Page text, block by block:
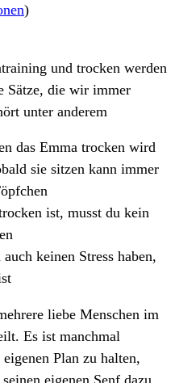
)
und trocken werden
Sätze, die wir immer
unter anderem
das Emma trocken wird
sie sitzen kann immer
ist, musst du kein
keinen Stress haben,
liebe Menschen im
Es ist manchmal
Plan zu halten,
eigenen Senf dazu